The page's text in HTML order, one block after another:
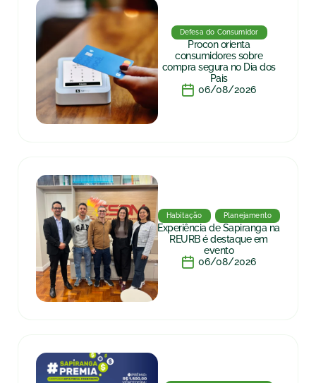
Defesa do Consumidor
Procon orienta
consumidores sobre
compra segura no Dia dos
Pais
06/08/2026
Habitação Planejamento
Experiência de Sapiranga na
REURB é destaque em
evento
06/08/2026